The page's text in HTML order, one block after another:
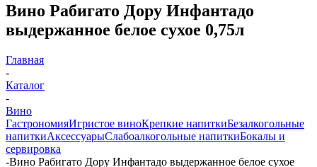
Вино Рабигато Дору Инфантадо
выдержанное белое сухое 0,75л
Главная
-
Каталог
-
Вино
ГастрономияИгристое виноКрепкие напиткиБезалкогольные
напиткиАксессуарыСлабоалкогольные напиткиБокалы и
сервировка
-Вино Рабигато Дору Инфантадо выдержанное белое сухое